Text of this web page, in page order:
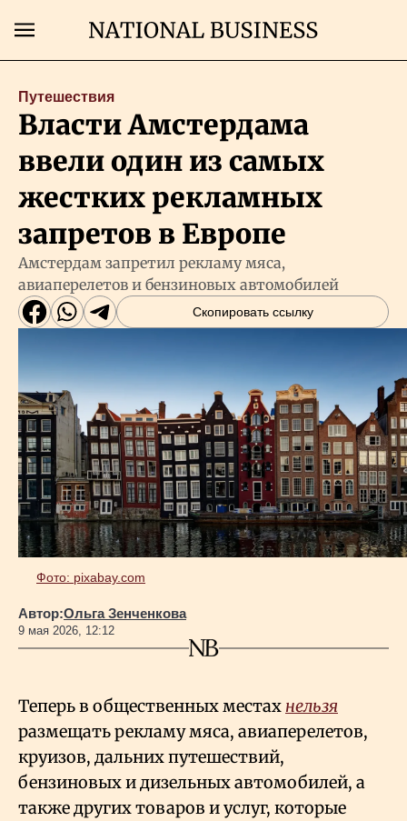
Главная
Бизнес
Рынки
Власть
Геополитика
Исследования
Люди
Life & Arts
Все новости
Путешествия
Власти Амстердама
ввели один из самых
жестких рекламных
запретов в Европе
Амстердам запретил рекламу мяса,
авиаперелетов и бензиновых автомобилей
Скопировать ссылку
Фото: pixabay.com
Автор:Ольга Зенченкова
9 мая 2026, 12:12
Теперь в общественных местах нельзя
размещать рекламу мяса, авиаперелетов,
круизов, дальних путешествий,
бензиновых и дизельных автомобилей, а
также других товаров и услуг, которые